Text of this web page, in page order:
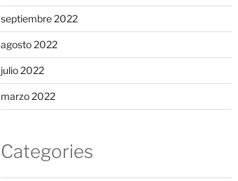
septiembre 2022
agosto 2022
julio 2022
marzo 2022
Categories